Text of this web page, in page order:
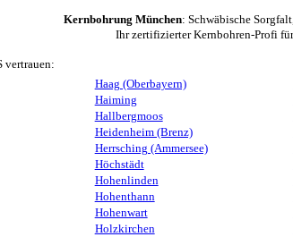
Kernbohrung München: Schwäbische
Ihr zertifizierter Kernbohren-Profi
vertrauen:
Haag (Oberbayern)
Haiming
Hallbergmoos
Heidenheim (Brenz)
Herrsching (Ammersee)
Höchstädt
Hohenlinden
Hohenthann
Hohenwart
Holzkirchen